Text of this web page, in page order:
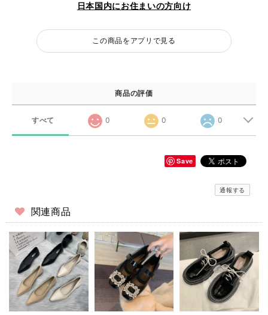
日本国内にお住まいの方向け
この商品をアプリで見る
商品の評価
すべて 0 0 0
Save
通報する
関連商品